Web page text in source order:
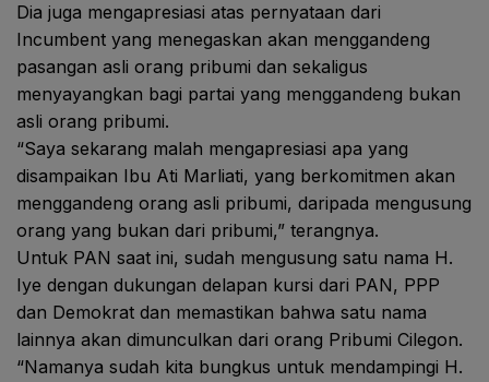
Dia juga mengapresiasi atas pernyataan dari
Incumbent yang menegaskan akan menggandeng
pasangan asli orang pribumi dan sekaligus
menyayangkan bagi partai yang menggandeng bukan
asli orang pribumi.
“Saya sekarang malah mengapresiasi apa yang
disampaikan Ibu Ati Marliati, yang berkomitmen akan
menggandeng orang asli pribumi, daripada mengusung
orang yang bukan dari pribumi,” terangnya.
Untuk PAN saat ini, sudah mengusung satu nama H.
Iye dengan dukungan delapan kursi dari PAN, PPP
dan Demokrat dan memastikan bahwa satu nama
lainnya akan dimunculkan dari orang Pribumi Cilegon.
“Namanya sudah kita bungkus untuk mendampingi H.